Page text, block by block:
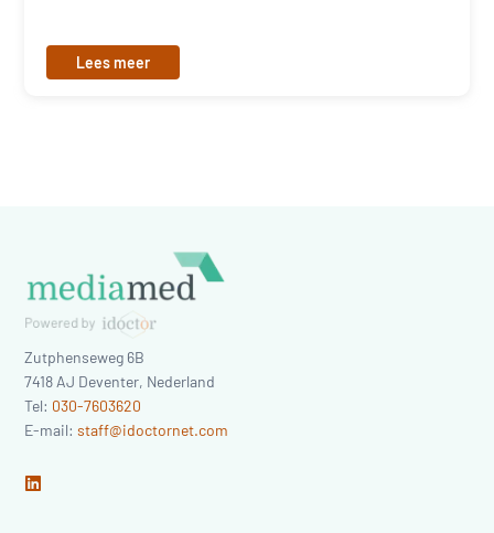
Lees meer
Zutphenseweg 6B
7418 AJ Deventer, Nederland
Tel: 030-7603620
E-mail:staff@idoctornet.com